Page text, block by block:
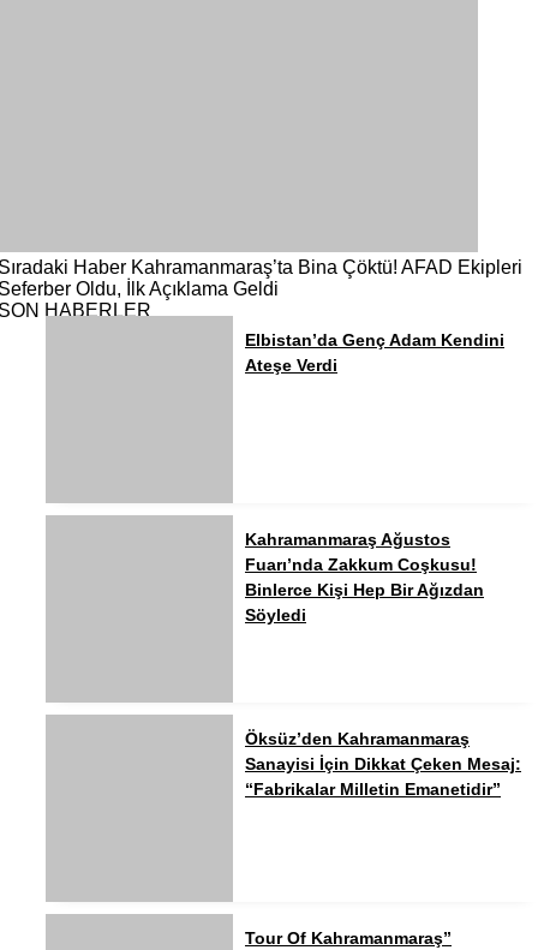
Haber Kahramanmaraş’ta Bina Çöktü! AFAD Ekipleri
Oldu, İlk Açıklama Geldi
HABERLER
Elbistan’da Genç Adam Kendini
Ateşe Verdi
Kahramanmaraş Ağustos
Fuarı’nda Zakkum Coşkusu!
Binlerce Kişi Hep Bir Ağızdan
Söyledi
Öksüz’den Kahramanmaraş
Sanayisi İçin Dikkat Çeken Mesaj:
“Fabrikalar Milletin Emanetidir”
Tour Of Kahramanmaraş”